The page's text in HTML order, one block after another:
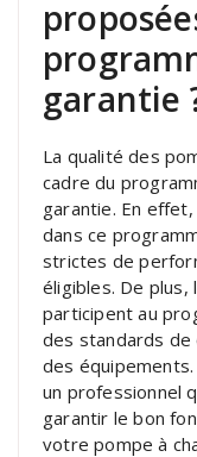
garantie
La qualité des
cadre du
garantie. En
dans ce
strictes de
éligibles. De
participent au
des standards de
des
un professionnel
garantir le bon
votre pompe à